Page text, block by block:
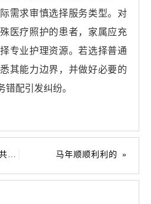
求审慎选择服务类型。对
医疗照护的患者，家属应充
专业护理资源。若选择普通
其能力边界，并做好必要的
错配引发纠纷。
？ 马年顺顺利利的